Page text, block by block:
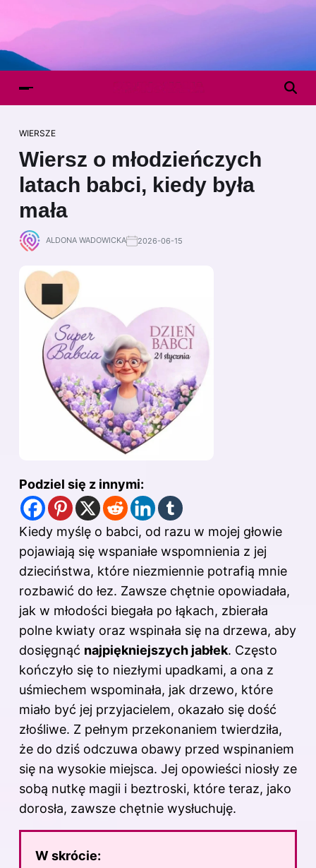
WIERSZE
Wiersz o młodzieńczych
latach babci, kiedy była
mała
ALDONA WADOWICKA 2026-06-15
Podziel się z innymi:
Kiedy myślę o babci, od razu w mojej głowie
pojawiają się wspaniałe wspomnienia z jej
dzieciństwa, które niezmiennie potrafią mnie
rozbawić do łez. Zawsze chętnie opowiadała,
jak w młodości biegała po łąkach, zbierała
polne kwiaty oraz wspinała się na drzewa, aby
dosięgnąć najpiękniejszych jabłek. Często
kończyło się to niezłymi upadkami, a ona z
uśmiechem wspominała, jak drzewo, które
miało być jej przyjacielem, okazało się dość
złośliwe. Z pełnym przekonaniem twierdziła,
że do dziś odczuwa obawy przed wspinaniem
się na wysokie miejsca. Jej opowieści niosły ze
sobą nutkę magii i beztroski, które teraz, jako
dorosła, zawsze chętnie wysłuchuję.
W skrócie: